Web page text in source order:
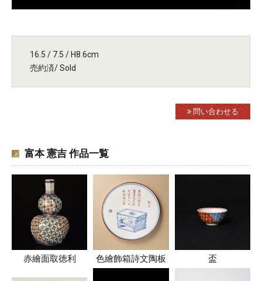
16.5 / 7.5 / H8.6cm
売約済/ Sold
問い合わせる
富本 憲吉 作品一覧
赤繪面取徳利 色繪飾箱詩文陶板 盃